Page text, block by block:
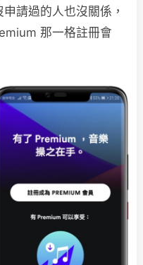
請過的人也沒關係，
那一格註冊會